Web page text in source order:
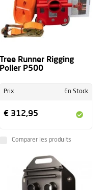
Tree Runner Rigging
Poller P500
Prix En Stock
€ 312,95
Comparer les produits